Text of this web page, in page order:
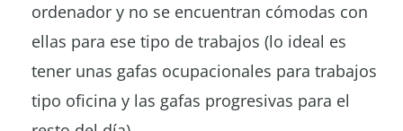
ordenador y no se encuentran cómodas con
ellas para ese tipo de trabajos (lo ideal es
tener unas gafas ocupacionales para trabajos
tipo oficina y las gafas progresivas para el